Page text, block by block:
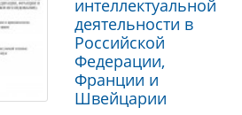
интеллектуальной
деятельности в
Российской
Федерации,
Франции и
Швейцарии